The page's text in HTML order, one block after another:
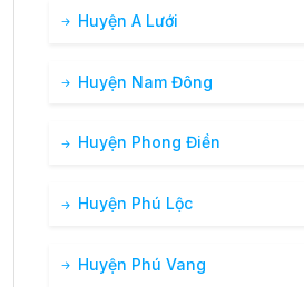
Huyện A Lưới
Huyện Nam Đông
Huyện Phong Điền
Huyện Phú Lộc
Huyện Phú Vang